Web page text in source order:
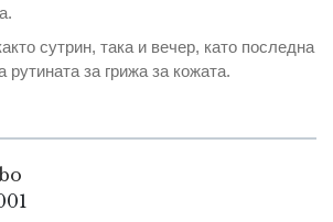
сутрин, така и вечер, като последна
рутината за грижа за кожата.